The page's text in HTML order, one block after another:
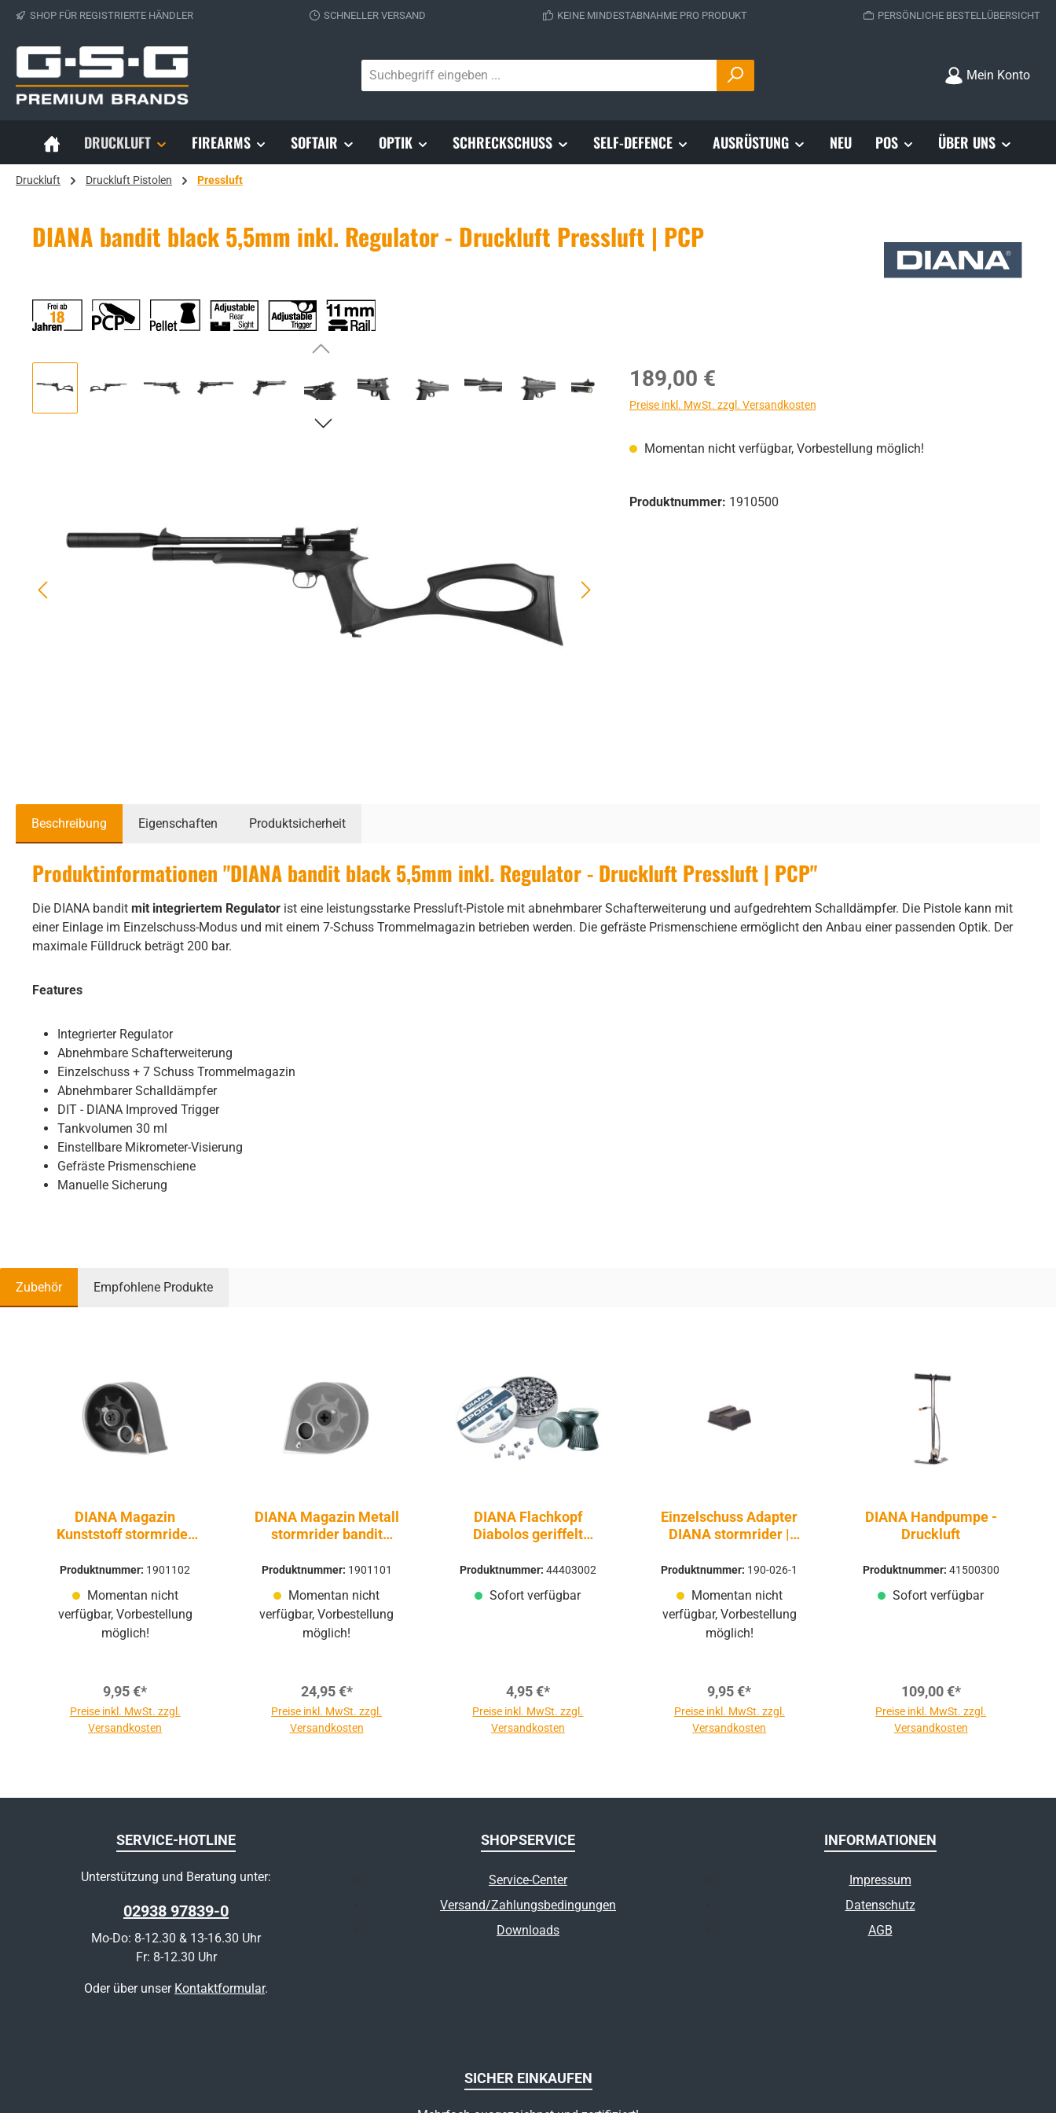
Hauptinhalt springen
Zur Suche springen
Zur Hauptnavigation springen
SHOP FÜR REGISTRIERTE HÄNDLER SCHNELLER VERSAND KEINE MINDESTABNAHME PRO PRODUKT PERSÖNLICHE BESTELLÜBERSICHT
Mein Konto
DRUCKLUFT FIREARMS SOFTAIR OPTIK SCHRECKSCHUSS SELF-DEFENCE AUSRÜSTUNG NEU POS ÜBER UNS
Druckluft Druckluft Pistolen Pressluft
DIANA bandit black 5,5mm inkl. Regulator - Druckluft Pressluft | PCP
Regulärer Preis:
189,00 €
Preise inkl. MwSt. zzgl. Versandkosten
Momentan nicht verfügbar, Vorbestellung möglich!
Produktnummer: 1910500
Beschreibung Eigenschaften Produktsicherheit
Produktinformationen "DIANA bandit black 5,5mm inkl. Regulator - Druckluft Pressluft | PCP"
Die DIANA bandit mit integriertem Regulator ist eine leistungsstarke Pressluft-Pistole mit abnehmbarer Schafterweiterung und aufgedrehtem Schalldämpfer. Die Pistole kann mit
einer Einlage im Einzelschuss-Modus und mit einem 7-Schuss Trommelmagazin betrieben werden. Die gefräste Prismenschiene ermöglicht den Anbau einer passenden Optik. Der
maximale Fülldruck beträgt 200 bar.
Features
Integrierter Regulator
Abnehmbare Schafterweiterung
Einzelschuss + 7 Schuss Trommelmagazin
Abnehmbarer Schalldämpfer
DIT - DIANA Improved Trigger
Tankvolumen 30 ml
Einstellbare Mikrometer-Visierung
Gefräste Prismenschiene
Manuelle Sicherung
Zubehör Empfohlene Produkte
DIANA Magazin
Kunststoff stormrider
7 Schuss 5,5mm
Produktnummer: 1901102
Momentan nicht
verfügbar, Vorbestellung
möglich!
9,95 €*
Preise inkl. MwSt. zzgl.
Versandkosten
DIANA Magazin Metall
stormrider bandit
Trommelmagazin 7
Druckluft Pressluft |
PCP
Produktnummer: 1901101
Momentan nicht
verfügbar, Vorbestellung
möglich!
24,95 €*
Preise inkl. MwSt. zzgl.
Versandkosten
DIANA Flachkopf
Diabolos geriffelt
Produktnummer: 44403002
Sofort verfügbar
4,95 €*
Preise inkl. MwSt. zzgl.
Versandkosten
Einzelschuss Adapter
DIANA stormrider |
Produktnummer: 190-026-1
Momentan nicht
verfügbar, Vorbestellung
möglich!
9,95 €*
Preise inkl. MwSt. zzgl.
Versandkosten
DIANA Handpumpe -
Druckluft
Produktnummer: 41500300
Sofort verfügbar
109,00 €*
Preise inkl. MwSt. zzgl.
Versandkosten
SERVICE-HOTLINE
Unterstützung und Beratung unter:
02938 97839-0
Mo-Do: 8-12.30 & 13-16.30 Uhr
Fr: 8-12.30 Uhr
Oder über unser Kontaktformular.
SHOPSERVICE
Service-Center
Versand/Zahlungsbedingungen
Downloads
INFORMATIONEN
Impressum
Datenschutz
AGB
SICHER EINKAUFEN